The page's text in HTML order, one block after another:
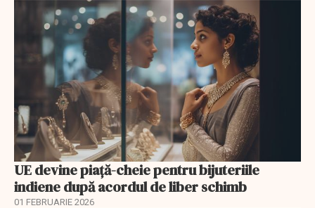
UE devine piață-cheie pentru bijuteriile
indiene după acordul de liber schimb
01 FEBRUARIE 2026